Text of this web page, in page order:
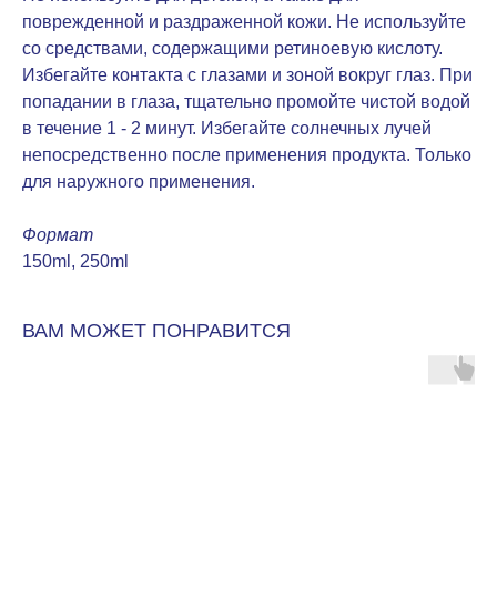
поврежденной и раздраженной кожи. Не используйте
со средствами, содержащими ретиноевую кислоту.
Избегайте контакта с глазами и зоной вокруг глаз. При
попадании в глаза, тщательно промойте чистой водой
в течение 1 - 2 минут. Избегайте солнечных лучей
непосредственно после применения продукта. Только
для наружного применения.
Формат
150ml, 250ml
ВАМ МОЖЕТ ПОНРАВИТСЯ